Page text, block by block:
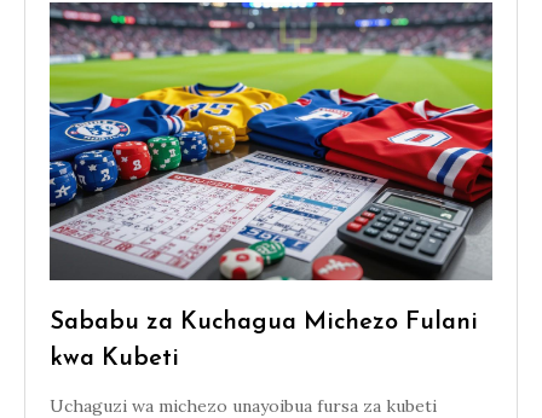
Sababu za Kuchagua Michezo Fulani
kwa Kubeti
Uchaguzi wa michezo unayoibua fursa za kubeti